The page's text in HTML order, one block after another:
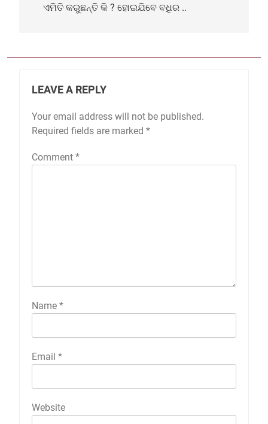
navigation
ଏମିତି କରୁଛନ୍ତି କି ? ହୋଇଯିବେ ବଧିର ..
LEAVE A REPLY
Your email address will not be published.
Required fields are marked *
Comment *
Name *
Email *
Website